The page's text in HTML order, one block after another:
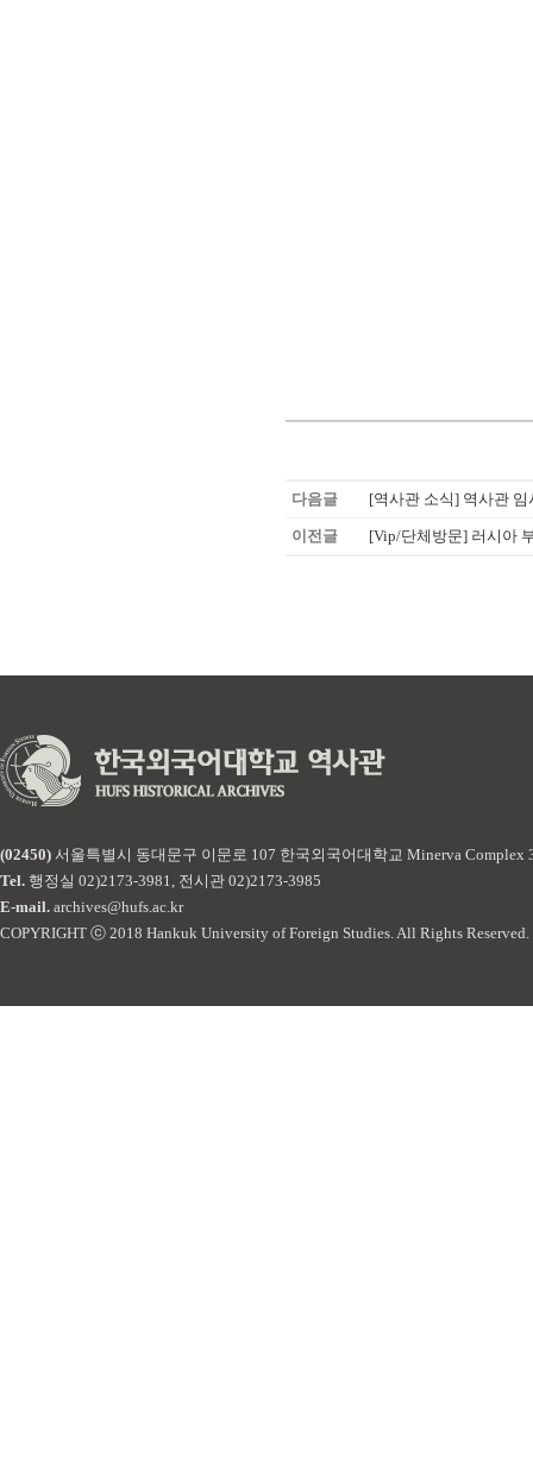
다음글 [역사관 소식] 역사관 임
이전글 [Vip/단체방문] 러시아
(02450) 서울특별시 동대문구 이문로 107 한국외국어대학교 Minerva Complex
Tel. 행정실 02)2173-3981, 전시관 02)2173-3985
E-mail. archives@hufs.ac.kr
COPYRIGHT ⓒ 2018 Hankuk University of Foreign Studies. All Rights Reserved.